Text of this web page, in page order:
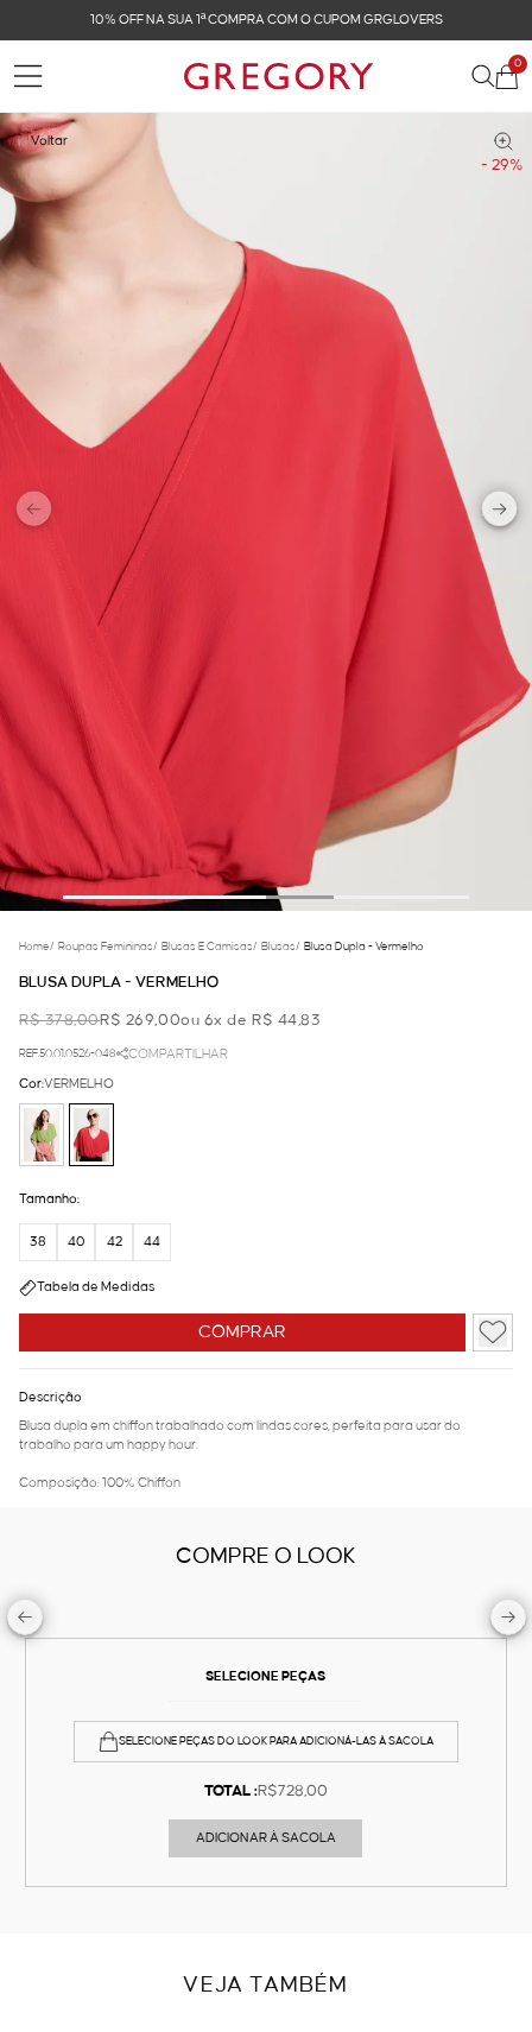
FRETE GRÁTIS NAS COMPRAS ACIMA
0
- 29%
Voltar
Home/ Roupas Femininas/ Blusas E Camisas/ Blusas/ Blusa Dupla - Vermelho
BLUSA DUPLA - VERMELHO
R$ 378,00R$ 269,00ou 6x de R$ 44,83
REF.50.01.0526-048 COMPARTILHAR
COMPRAR
Cor:VERMELHO
Tamanho:
38 40 42 44
Tabela de Medidas
Descrição
Blusa dupla em chiffon trabalhado com lindas cores, perfeita para usar do
trabalho para um happy hour.
Composição: 100% Chiffon
COMPRE O LOOK
SELECIONE PEÇAS
SELECIONE PEÇAS DO LOOK PARA ADICIONÁ-LAS À SACOLA
TOTAL :R$728,00
ADICIONAR À SACOLA
VEJA TAMBÉM